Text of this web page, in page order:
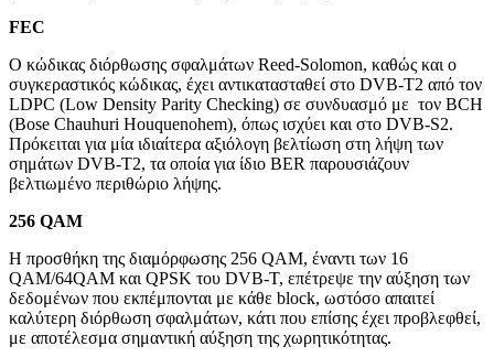
FEC
Ο κώδικας διόρθωσης σφαλμάτων Reed-Solomon, καθώς και ο
συγκεραστικός κώδικας, έχει αντικατασταθεί στο DVB-T2 από τον
LDPC (Low Density Parity Checking) σε συνδυασμό με τον BCH
(Bose Chauhuri Houquenohem), όπως ισχύει και στο DVB-S2.
Πρόκειται για μία ιδιαίτερα αξιόλογη βελτίωση στη λήψη των
σημάτων DVB-T2, τα οποία για ίδιο BER παρουσιάζουν
βελτιωμένο περιθώριο λήψης.
256 QAM
Η προσθήκη της διαμόρφωσης 256 QAM, έναντι των 16
QAM/64QAM και QPSK του DVB-T, επέτρεψε την αύξηση των
δεδομένων που εκπέμπονται με κάθε block, ωστόσο απαιτεί
καλύτερη διόρθωση σφαλμάτων, κάτι που επίσης έχει προβλεφθεί,
με αποτέλεσμα σημαντική αύξηση της χωρητικότητας.